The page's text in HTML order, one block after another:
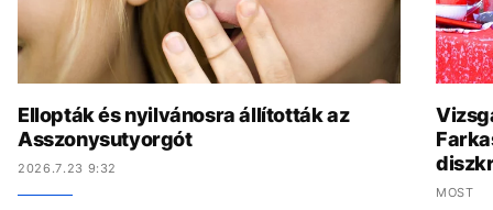
Ellopták és nyilvánosra állították az
Asszonysutyorgót
2026.7.23 9:32
MOST